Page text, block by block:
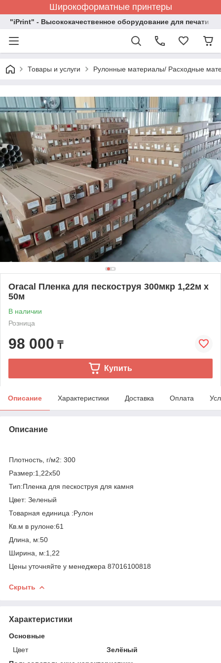
Широкоформатные принтеры
"iPrint" - Высококачественное оборудование для печати
Товары и услуги Рулонные материалы/ Расходные
Oracal Пленка для пескоструя 300мкр 1,22м х
50м
В наличии
Розница
98 000 ₸
Купить
Описание Характеристики Доставка Оплата
Описание
Плотность, г/м2: 300
Размер:1,22х50
Тип:Пленка для пескоструя для камня
Цвет: Зеленый
Товарная единица :Рулон
Кв.м в рулоне:61
Длина, м:50
Ширина, м:1,22
Цены уточняйте у менеджера 87016100818
Скрыть
Характеристики
Основные
Цвет
Зелёный